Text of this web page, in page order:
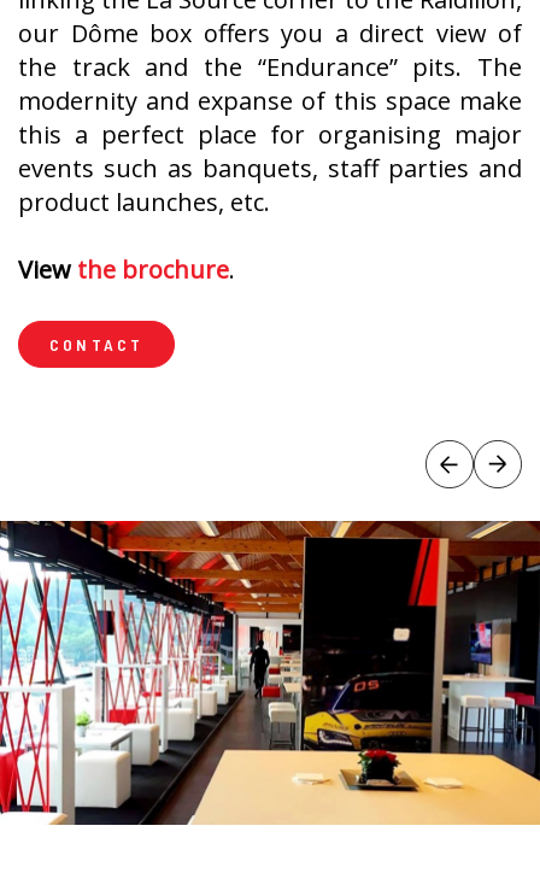
our Dôme box offers you a direct view of
the track and the “Endurance” pits. The
modernity and expanse of this space make
this a perfect place for organising major
events such as banquets, staff parties and
product launches, etc.
View the brochure.
CONTACT